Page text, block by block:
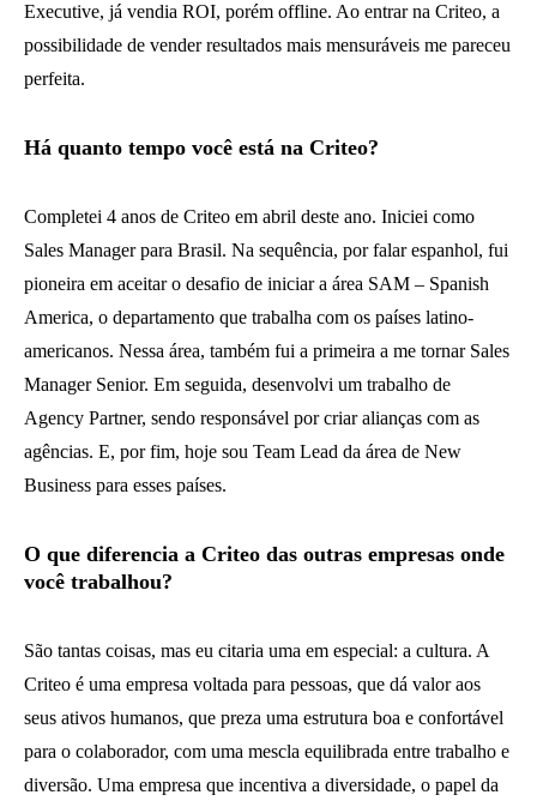
Executive, já vendia ROI, porém offline. Ao entrar na Criteo, a
possibilidade de vender resultados mais mensuráveis me pareceu
perfeita.
Há quanto tempo você está na Criteo?
Completei 4 anos de Criteo em abril deste ano. Iniciei como
Sales Manager para Brasil. Na sequência, por falar espanhol, fui
pioneira em aceitar o desafio de iniciar a área SAM – Spanish
America, o departamento que trabalha com os países latino-
americanos. Nessa área, também fui a primeira a me tornar Sales
Manager Senior. Em seguida, desenvolvi um trabalho de
Agency Partner, sendo responsável por criar alianças com as
agências. E, por fim, hoje sou Team Lead da área de New
Business para esses países.
O que diferencia a Criteo das outras empresas onde
você trabalhou?
São tantas coisas, mas eu citaria uma em especial: a cultura. A
Criteo é uma empresa voltada para pessoas, que dá valor aos
seus ativos humanos, que preza uma estrutura boa e confortável
para o colaborador, com uma mescla equilibrada entre trabalho e
diversão. Uma empresa que incentiva a diversidade, o papel da